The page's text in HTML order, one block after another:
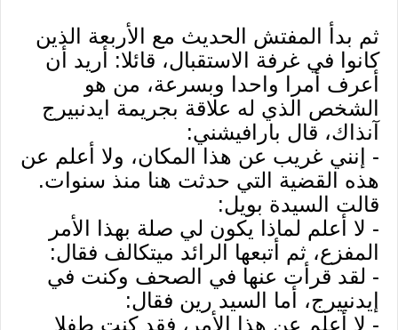
ثم بدأ المفتش الحديث مع الأربعة الذين
كانوا في غرفة الاستقبال، قائلا: أريد أن
أعرف أمرا واحدا وبسرعة، من هو
الشخص الذي له علاقة بجريمة ايدنبيرج
آنذاك، قال بارافيشني:
- إنني غريب عن هذا المكان، ولا أعلم عن
هذه القضية التي حدثت هنا منذ سنوات.
قالت السيدة بويل:
- لا أعلم لماذا يكون لي صلة بهذا الأمر
المفزع، ثم أتبعها الرائد ميتكالف فقال:
- لقد قرأت عنها في الصحف وكنت في
إيدنبيرج، أما السيد رين فقال:
- لا أعلم عن هذا الأمر، فقد كنت طفلا